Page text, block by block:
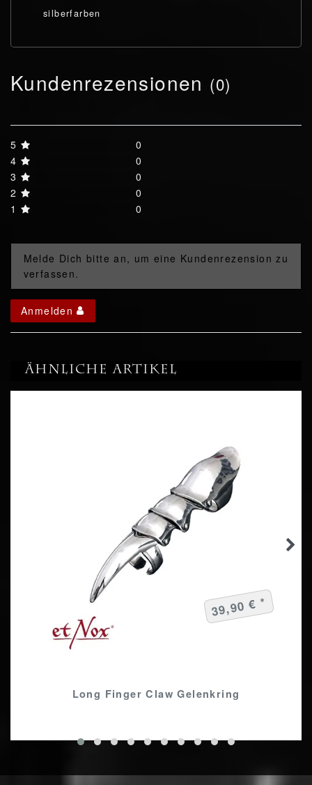
silberfarben
Kundenrezensionen (0)
5
0
4
0
3
0
2
0
1
0
Melde Dich bitte an, um eine Kundenrezension zu
verfassen.
Anmelden
Ähnliche Artikel
Long Finger Claw Gelenkring
39,90 € *